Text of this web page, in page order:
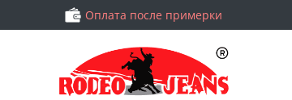
Оплата после примерки